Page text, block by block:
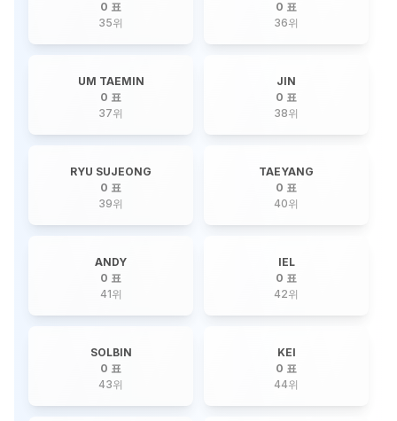
0 표
35위
0 표
36위
UM TAEMIN
0 표
37위
JIN
0 표
38위
RYU SUJEONG
0 표
39위
TAEYANG
0 표
40위
ANDY
0 표
41위
IEL
0 표
42위
SOLBIN
0 표
43위
KEI
0 표
44위